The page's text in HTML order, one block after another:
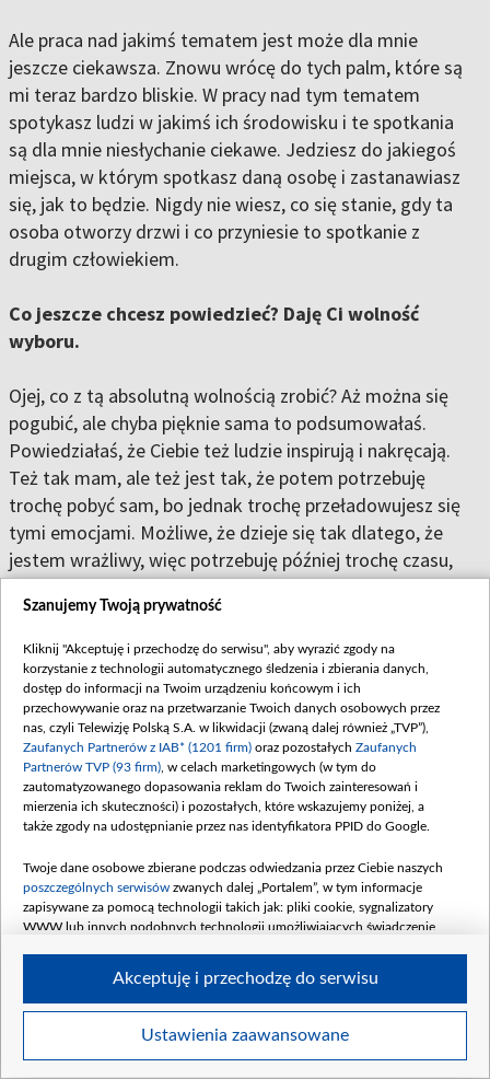
Ale praca nad jakimś tematem jest może dla mnie
jeszcze ciekawsza. Znowu wrócę do tych palm, które są
mi teraz bardzo bliskie. W pracy nad tym tematem
spotykasz ludzi w jakimś ich środowisku i te spotkania
są dla mnie niesłychanie ciekawe. Jedziesz do jakiegoś
miejsca, w którym spotkasz daną osobę i zastanawiasz
się, jak to będzie. Nigdy nie wiesz, co się stanie, gdy ta
osoba otworzy drzwi i co przyniesie to spotkanie z
drugim człowiekiem.
Co jeszcze chcesz powiedzieć? Daję Ci wolność
wyboru.
Ojej, co z tą absolutną wolnością zrobić? Aż można się
pogubić, ale chyba pięknie sama to podsumowałaś.
Powiedziałaś, że Ciebie też ludzie inspirują i nakręcają.
Też tak mam, ale też jest tak, że potem potrzebuję
trochę pobyć sam, bo jednak trochę przeładowujesz się
tymi emocjami. Możliwe, że dzieje się tak dlatego, że
jestem wrażliwy, więc potrzebuję później trochę czasu,
żeby poukładać sobie te historie. Myślę jednak, że dzięki
tej wrażliwości mogę widzieć ludzi w ten sposób. Dla
mnie są oni podstawą tych inspiracji. Oczywiście
wszystko to w poczuciu wolności i szacunku do ludzi,
którym te zdjęcia robię.
Kiedyś zrobiłem bardzo przejmujące zdjęcie, które
musiało pojawić się w artykule w „Gazecie Wyborczej”.
Pisała go Ewa Wołkanowska-Kołodziej, przeprowadziła
rozmowę z takim chłopakiem z Sri Lanki. Miał na imię
Jezus. Leżąc na granicy, odmroził i stracił nogi. Byliśmy
u niego w szpitalu, Ewa z nim rozmawiała, a ja robiłem
zdjęcia i ten leżący Jezus bez nóg był dla mnie
względem uchodźców. We mnie to wywoływało takie
emocje, że czułem, że to zdjęcie samo na siebie
zapracuje, wzbudzi dyskusję, a może jest w stanie coś
Szanujemy Twoją prywatność
Kliknij "Akceptuję i przechodzę do serwisu", aby wyrazić zgody na
korzystanie z technologii automatycznego śledzenia i zbierania danych,
dostęp do informacji na Twoim urządzeniu końcowym i ich
przechowywanie oraz na przetwarzanie Twoich danych osobowych przez
nas, czyli Telewizję Polską S.A. w likwidacji (zwaną dalej również „TVP”),
Zaufanych Partnerów z IAB* (1201 firm) oraz pozostałych Zaufanych
Partnerów TVP (93 firm) , w celach marketingowych (w tym do
zautomatyzowanego dopasowania reklam do Twoich zainteresowań i
mierzenia ich skuteczności) i pozostałych, które wskazujemy poniżej, a
także zgody na udostępnianie przez nas identyfikatora PPID do Google.
Twoje dane osobowe zbierane podczas odwiedzania przez Ciebie naszych
poszczególnych serwisów zwanych dalej „Portalem”, w tym informacje
zapisywane za pomocą technologii takich jak: pliki cookie, sygnalizatory
WWW lub innych podobnych technologii umożliwiających świadczenie
Twoje dane osobowe zbierane podczas odwiedzania przez Ciebie
Ustawienia zaawansowane
Akceptuję i przechodzę do serwisu